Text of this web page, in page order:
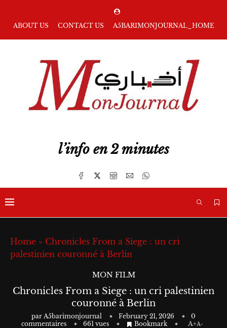
ABOUT US CONTACT US A5BARIMONJOURNAL_HOME
l’info en 2 minutes
Home » Chronicles From a Siege : un cri
palestinien couronné à Berlin
MON FILM
Chronicles From a Siege : un cri palestinien
couronné à Berlin
par A5barimonjournal February 21, 2026
0
commentaires
661 vues Bookmark A+A-